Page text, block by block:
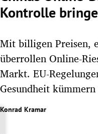
Untermenü
Untermenü
Kontrolle
Mit billigen Preisen,
überrollen Online-
Markt. EU-
Gesundheit
Konrad Kramar